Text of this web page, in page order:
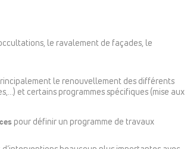
le ravalement de façades, le
le renouvellement des différents
et certains programmes spécifiques (mise aux
pour définir un programme de travaux